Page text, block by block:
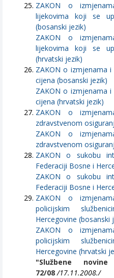
ZAKON o
lijekovima koji se
(bosanski jezik)
ZAKON o
lijekovima koji se
(hrvatski jezik)
ZAKON o izmjenama
cijena (bosanski jezik)
ZAKON o izmjenama
cijena (hrvatski jezik)
ZAKON o
zdravstvenom
ZAKON o
zdravstvenom
ZAKON o sukobu
Federaciji Bosne i
ZAKON o sukobu
Federaciji Bosne i
ZAKON o
policijskim
Hercegovine (bosanski
ZAKON o
policijskim
Hercegovine (hrvatski
"Službene
72/08 /17.11.2008./